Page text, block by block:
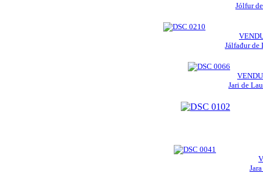
Jólfur
Jálfađur de
VENDU
Jari de